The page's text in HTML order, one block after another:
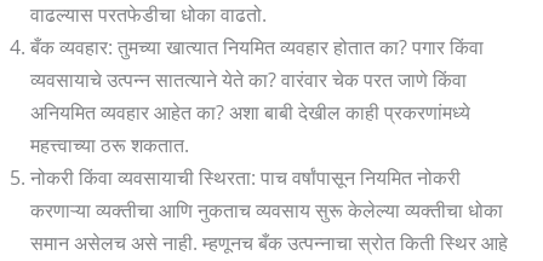
वाढल्यास परतफेडीचा धोका वाढतो.
बँक व्यवहार: तुमच्या खात्यात नियमित व्यवहार होतात का? पगार किंवा
व्यवसायाचे उत्पन्न सातत्याने येते का? वारंवार चेक परत जाणे किंवा
अनियमित व्यवहार आहेत का? अशा बाबी देखील काही प्रकरणांमध्ये
महत्त्वाच्या ठरू शकतात.
नोकरी किंवा व्यवसायाची स्थिरता: पाच वर्षांपासून नियमित नोकरी
करणाऱ्या व्यक्तीचा आणि नुकताच व्यवसाय सुरू केलेल्या व्यक्तीचा धोका
समान असेलच असे नाही. म्हणूनच बँक उत्पन्नाचा स्रोत किती स्थिर आहे